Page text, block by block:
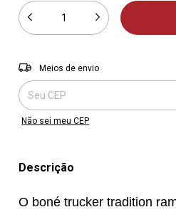
Entregas para o CEP:
Meios de envio
Não sei meu CEP
Descrição
O boné trucker tradition